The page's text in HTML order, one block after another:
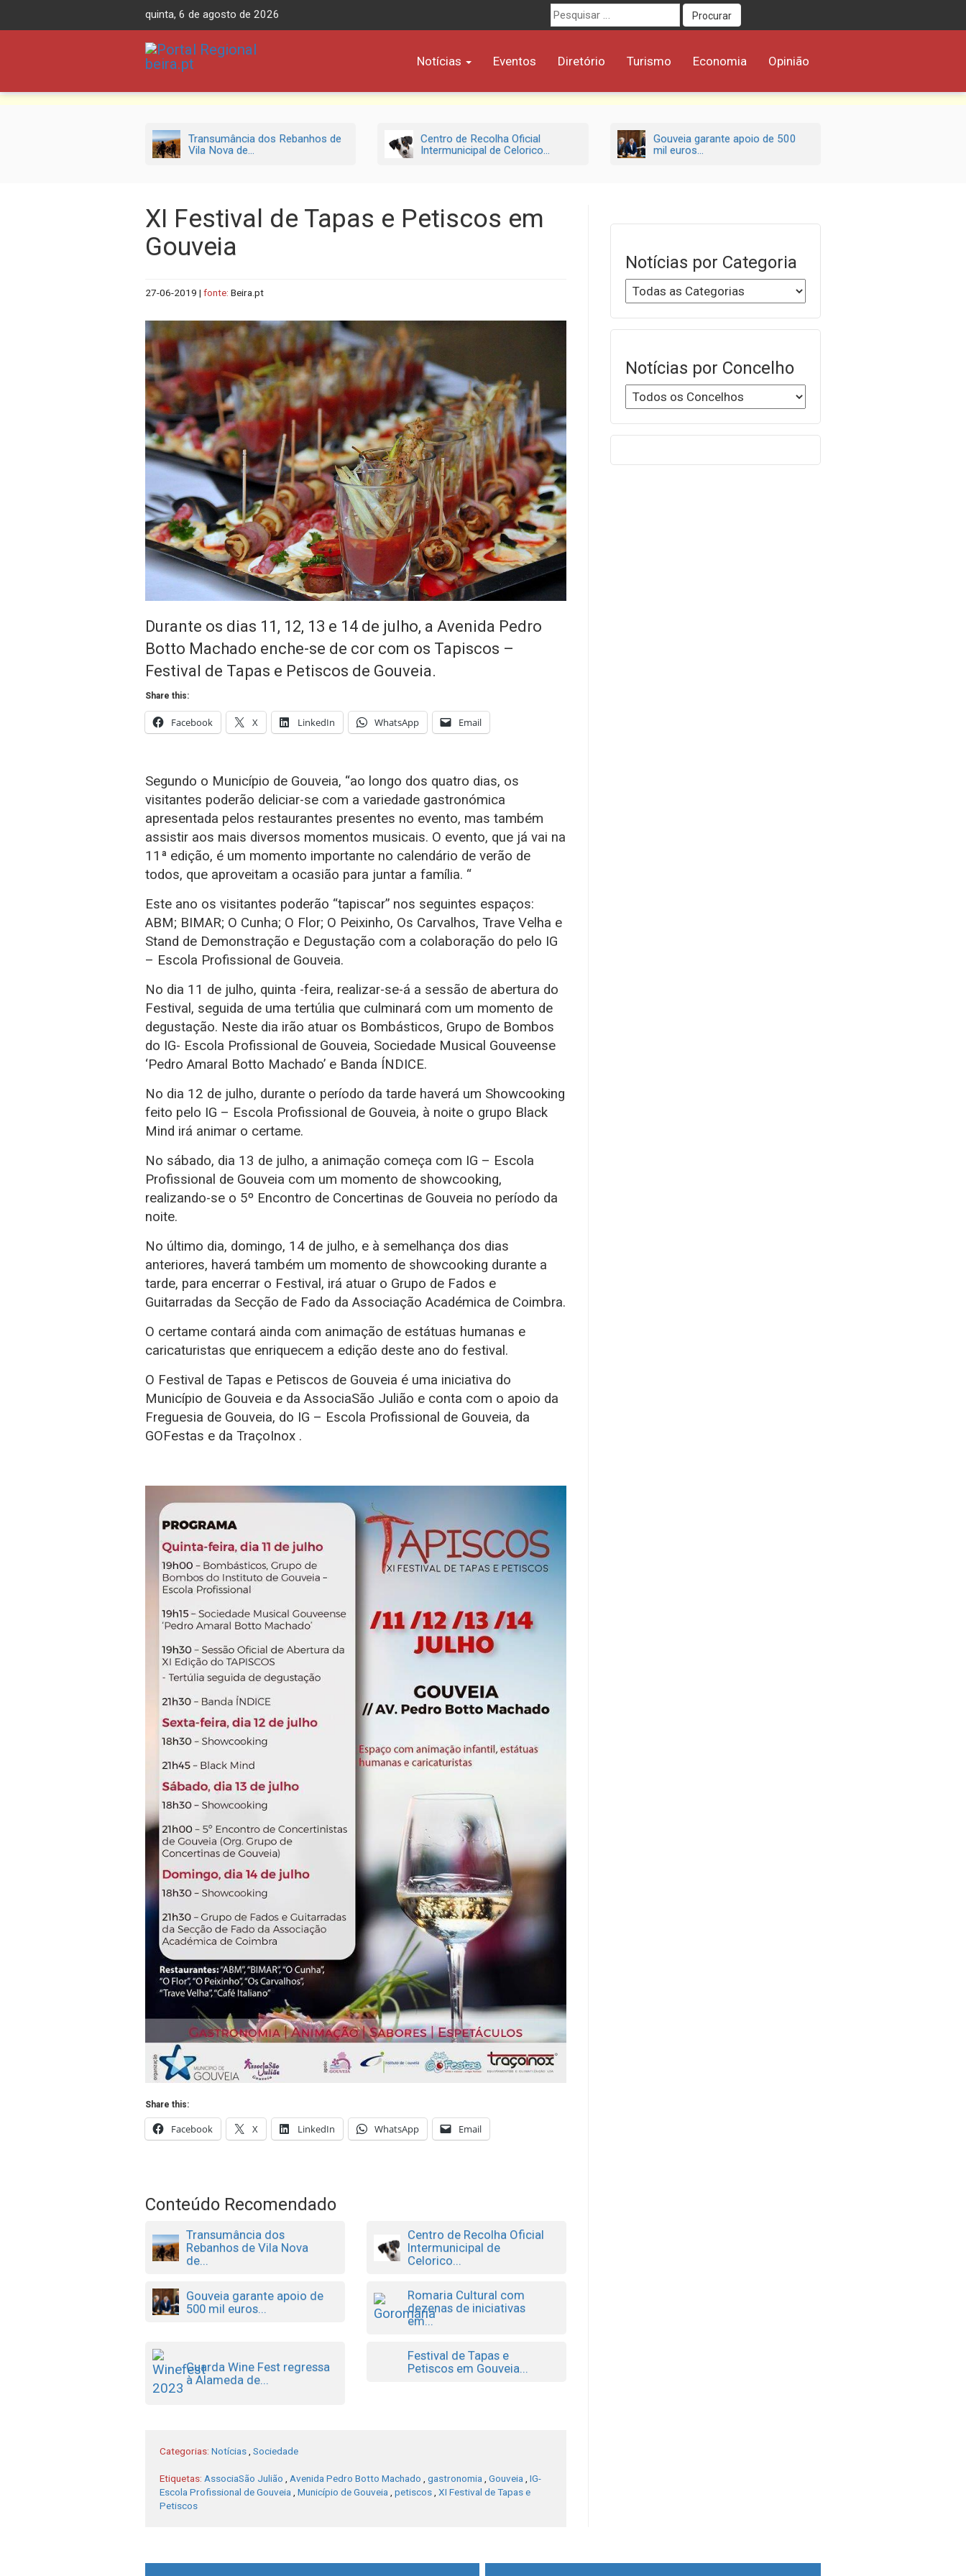
quinta, 6 de agosto de 2026
Procurar
por:
Procurar
Notícias Eventos Diretório Turismo Economia Opinião
Transumância dos Rebanhos de
Vila Nova de...
Centro de Recolha Oficial
Intermunicipal de Celorico...
Gouveia garante apoio de 500
mil euros...
XI Festival de Tapas e Petiscos em
Gouveia
27-06-2019 | fonte: Beira.pt
Durante os dias 11, 12, 13 e 14 de julho, a Avenida Pedro
Botto Machado enche-se de cor com os Tapiscos –
Festival de Tapas e Petiscos de Gouveia.
Share this:
Facebook X LinkedIn WhatsApp Email
Segundo o Município de Gouveia, “ao longo dos quatro dias, os
visitantes poderão deliciar-se com a variedade gastronómica
apresentada pelos restaurantes presentes no evento, mas também
assistir aos mais diversos momentos musicais. O evento, que já vai na
11ª edição, é um momento importante no calendário de verão de
todos, que aproveitam a ocasião para juntar a família. “
Este ano os visitantes poderão “tapiscar” nos seguintes espaços:
ABM; BIMAR; O Cunha; O Flor; O Peixinho, Os Carvalhos, Trave Velha e
Stand de Demonstração e Degustação com a colaboração do pelo IG
– Escola Profissional de Gouveia.
No dia 11 de julho, quinta -feira, realizar-se-á a sessão de abertura do
Festival, seguida de uma tertúlia que culminará com um momento de
degustação. Neste dia irão atuar os Bombásticos, Grupo de Bombos
do IG- Escola Profissional de Gouveia, Sociedade Musical Gouveense
‘Pedro Amaral Botto Machado’ e Banda ÍNDICE.
No dia 12 de julho, durante o período da tarde haverá um Showcooking
feito pelo IG – Escola Profissional de Gouveia, à noite o grupo Black
Mind irá animar o certame.
No sábado, dia 13 de julho, a animação começa com IG – Escola
Profissional de Gouveia com um momento de showcooking,
realizando-se o 5º Encontro de Concertinas de Gouveia no período da
noite.
No último dia, domingo, 14 de julho, e à semelhança dos dias
anteriores, haverá também um momento de showcooking durante a
tarde, para encerrar o Festival, irá atuar o Grupo de Fados e
Guitarradas da Secção de Fado da Associação Académica de Coimbra.
O certame contará ainda com animação de estátuas humanas e
caricaturistas que enriquecem a edição deste ano do festival.
O Festival de Tapas e Petiscos de Gouveia é uma iniciativa do
Município de Gouveia e da AssociaSão Julião e conta com o apoio da
Freguesia de Gouveia, do IG – Escola Profissional de Gouveia, da
GOFestas e da TraçoInox .
Share this:
Facebook X LinkedIn WhatsApp Email
Conteúdo Recomendado
Transumância dos
Rebanhos de Vila Nova
de...
Centro de Recolha Oficial
Intermunicipal de
Celorico...
Gouveia garante apoio de
500 mil euros...
Romaria Cultural com
dezenas de iniciativas
em...
Guarda Wine Fest regressa
à Alameda de...
Festival de Tapas e
Petiscos em Gouveia...
Categorias: Notícias Sociedade
Etiquetas: AssociaSão Julião Avenida Pedro Botto Machado gastronomia Gouveia
IG-
Escola Profissional de Gouveia
Município de Gouveia petiscos XI Festival de Tapas e
Petiscos
Notícias por Categoria
Notícias por Concelho